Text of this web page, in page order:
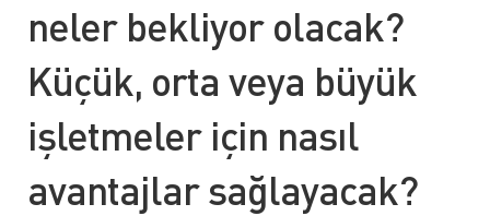
neler bekliyor olacak?
Küçük, orta veya büyük
işletmeler için nasıl
avantajlar sağlayacak?